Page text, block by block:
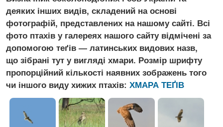
деяких інших видів, складений на основі
фотографій, представлених на нашому сайті. Всі
фото птахів у галереях нашого сайту відмічені за
допомогою теґів — латинських видових назв,
що зібрані тут у вигляді хмари. Розмір шрифту
пропорційний кількості наявних зображень того
чи іншого виду хижих птахів: ХМАРА ТЕҐIВ